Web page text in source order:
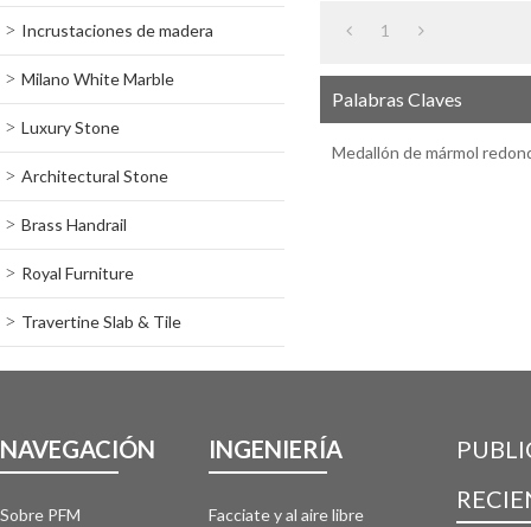
Incrustaciones de madera
Milano White Marble
Luxury Stone
Architectural Stone
Brass Handrail
Royal Furniture
Travertine Slab & Tile
1
Palabras Claves
Medallón de mármol
NAVEGACIÓN
Sobre PFM
INGENIERÍA
Facciate y al aire libre